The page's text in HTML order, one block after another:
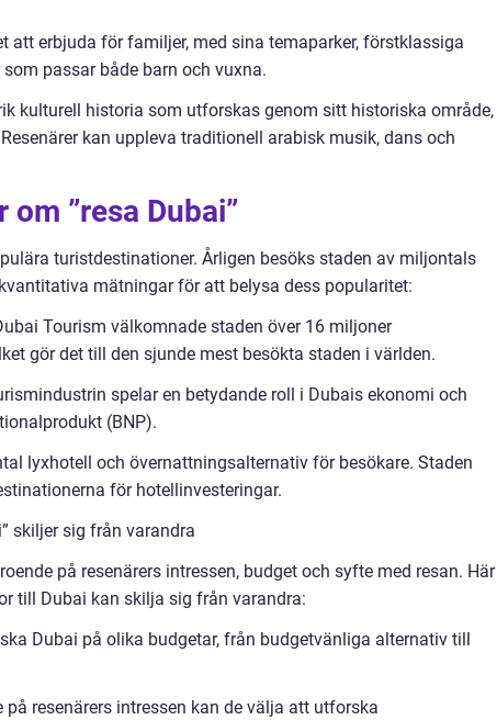
att erbjuda för familjer, med sina temaparker, förstklassiga
passar både barn och vuxna.
kulturell historia som utforskas genom sitt historiska område,
kan uppleva traditionell arabisk musik, dans och
”resa Dubai”
turistdestinationer. Årligen besöks staden av miljontals
mätningar för att belysa dess popularitet:
Tourism välkomnade staden över 16 miljoner
gör det till den sjunde mest besökta staden i världen.
spelar en betydande roll i Dubais ekonomi och
(BNP).
lyxhotell och övernattningsalternativ för besökare. Staden
för hotellinvesteringar.
skiljer sig från varandra
på resenärers intressen, budget och syfte med resan. Här
till Dubai kan skilja sig från varandra:
Dubai på olika budgetar, från budgetvänliga alternativ till
resenärers intressen kan de välja att utforska